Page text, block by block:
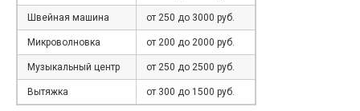
Швейная машина от 250 до 3000 руб.
Микроволновка от 200 до 2000 руб.
Музыкальный центр от 250 до 2500 руб.
Вытяжка от 300 до 1500 руб.